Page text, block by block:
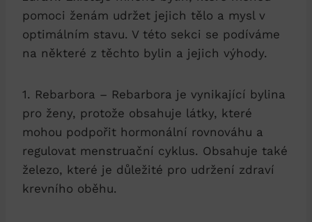
pomoci ženám udržet jejich tělo a mysl v
optimálním stavu. V této sekci se podíváme
na některé z těchto bylin a jejich výhody.
1. Rebarbora – Rebarbora je vynikající bylina
pro ženy, protože obsahuje látky, které
mohou podpořit hormonální rovnováhu a
regulovat menstruační cyklus. Obsahuje také
železo, které je důležité pro udržení zdraví
krevního oběhu.